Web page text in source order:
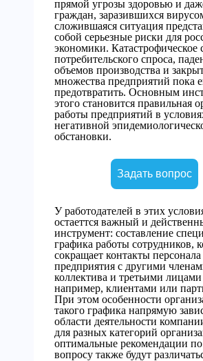
прямой угрозы здоровью и
граждан, заразившихся
сложившаяся ситуация
собой серьезные риски для
экономики. Катастрофическое
потребительского спроса,
объемов производства и
множества предприятий пока
предотвратить. Основным
этого становится правильная
работы предприятий в
негативной
обстановки.
Задать вопрос
У работодателей в этих
остаеттся важный и
инструмент: составление
графика работы сотрудников,
сокращает контакты персонала
предприятия с другими
коллектива и третьими
например, клиентами или
При этом особенности
такого графика напрямую
области деятельности
для разных категорий
оптимальные рекомендации
вопросу также будут